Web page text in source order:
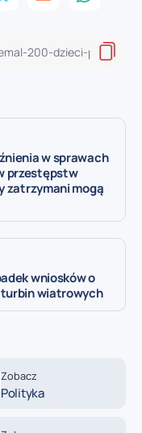
w sprawach
przestępstw
zatrzymani mogą
wniosków o
wiatrowych
Zobacz
Polityka